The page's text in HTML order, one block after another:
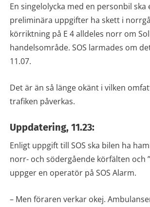
En singelolycka med en personbil ska
preliminära uppgifter ha skett i
körriktning på E 4 alldeles norr om
handelsområde. SOS larmades om
11.07.
Det är än så länge okänt i vilken
trafiken påverkas.
Uppdatering, 11.23:
Enligt uppgift till SOS ska bilen ha
norr- och södergående körfälten och
uppger en operatör på SOS Alarm.
– Men föraren verkar okej.